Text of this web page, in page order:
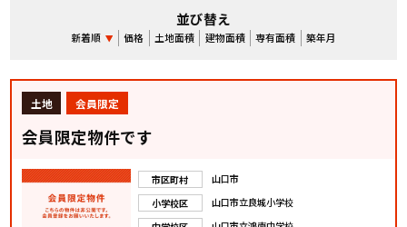
並び替え
新着順 価格 土地面積 建物面積 専有面積 築年月
土地 会員限定
会員限定物件です
市区町村
山口市
小学校区
山口市立良城小学校